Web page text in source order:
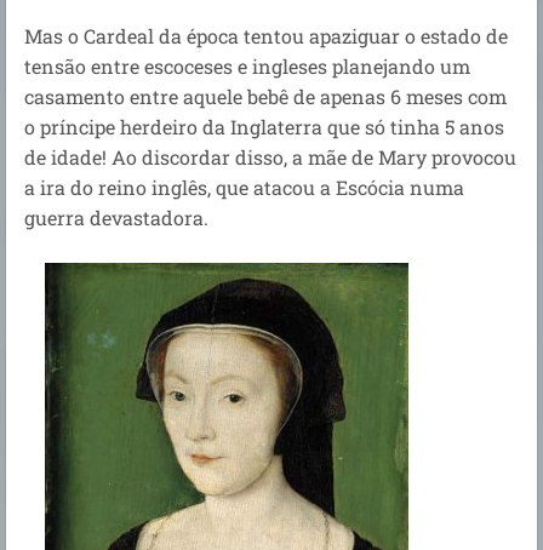
Mas o Cardeal da época tentou apaziguar o estado de
tensão entre escoceses e ingleses planejando um
casamento entre aquele bebê de apenas 6 meses com
o príncipe herdeiro da Inglaterra que só tinha 5 anos
de idade! Ao discordar disso, a mãe de Mary provocou
a ira do reino inglês, que atacou a Escócia numa
guerra devastadora.